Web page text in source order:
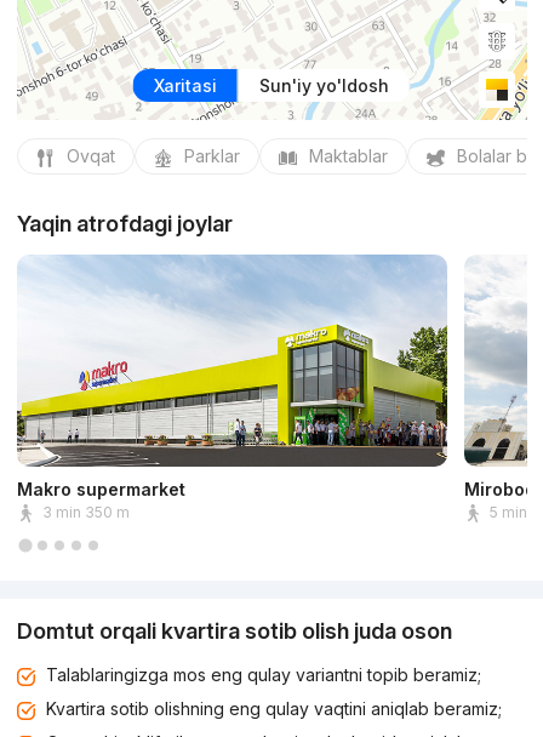
Xaritasi Sun'iy yo'ldosh
Ovqat Parklar Maktablar Bolalar
Yaqin atrofdagi joylar
Makro supermarket
3 min 350 m
Mirobod
5 min
Domtut orqali kvartira sotib olish juda oson
Talablaringizga mos eng qulay variantni topib beramiz;
Kvartira sotib olishning eng qulay vaqtini aniqlab beramiz;